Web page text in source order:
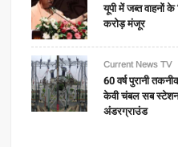
यूपी में जब्त वाहनों
करोड़ मंजूर
Current News TV
60 वर्ष पुरानी
केवी चंबल सब स्टेशन
अंडरग्राउंड